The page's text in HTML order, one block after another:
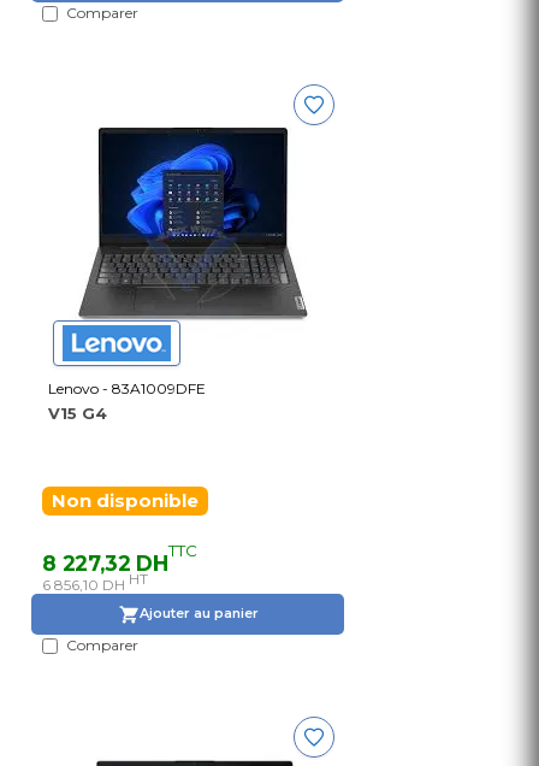
Comparer
Lenovo - 83A1009DFE
V15 G4
Non disponible
8 227,32 DHTTC
6 856,10 DH HT
Ajouter au panier
Comparer